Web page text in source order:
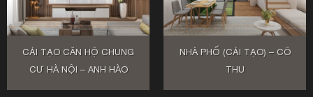
CẢI TẠO CĂN HỘ CHUNG
CƯ HÀ NỘI – ANH HÀO
NHÀ PHỐ (CẢI TẠO) – CÔ
THU